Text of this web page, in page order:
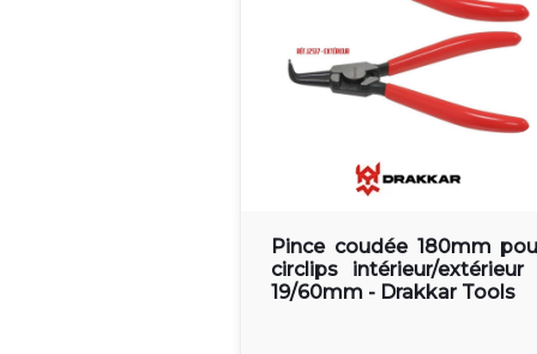
Pince coudée 180mm
circlips intérieur/extérieur
19/60mm - Drakkar Tools